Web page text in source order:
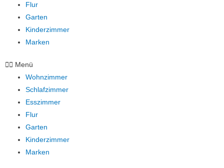
Flur
Garten
Kinderzimmer
Marken
Menü
Wohnzimmer
Schlafzimmer
Esszimmer
Flur
Garten
Kinderzimmer
Marken